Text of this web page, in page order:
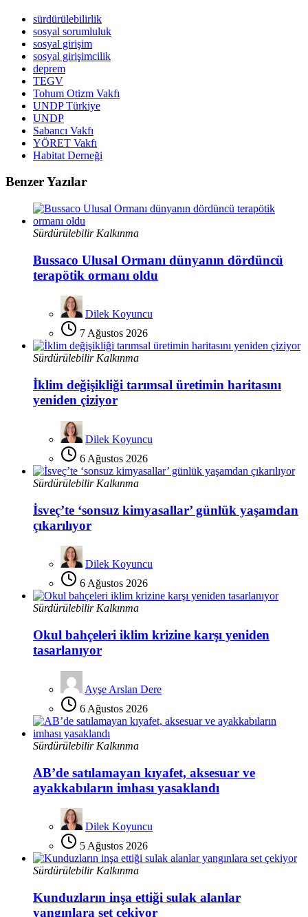
sürdürülebilirlik
sosyal sorumluluk
sosyal girişim
sosyal girişimcilik
deprem
TEGV
Tohum Otizm Vakfı
UNDP Türkiye
UNDP
Sabancı Vakfı
YÖRET Vakfı
Habitat Derneği
Benzer Yazılar
Sürdürülebilir Kalkınma
Bussaco Ulusal Ormanı dünyanın dördüncü
terapötik ormanı oldu
Dilek Koyuncu
7 Ağustos 2026
Sürdürülebilir Kalkınma
İklim değişikliği tarımsal üretimin haritasını
yeniden çiziyor
Dilek Koyuncu
6 Ağustos 2026
Sürdürülebilir Kalkınma
İsveç’te ‘sonsuz kimyasallar’ günlük yaşamdan
çıkarılıyor
Dilek Koyuncu
6 Ağustos 2026
Sürdürülebilir Kalkınma
Okul bahçeleri iklim krizine karşı yeniden
tasarlanıyor
Ayşe Arslan Dere
6 Ağustos 2026
Sürdürülebilir Kalkınma
AB’de satılamayan kıyafet, aksesuar ve
ayakkabıların imhası yasaklandı
Dilek Koyuncu
5 Ağustos 2026
Sürdürülebilir Kalkınma
Kunduzların inşa ettiği sulak alanlar
yangınlara set çekiyor